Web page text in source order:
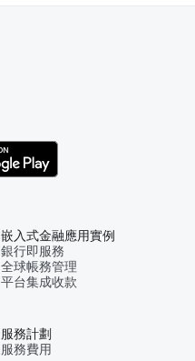
嵌入式金融應用實例
銀行即服務
全球帳務管理
平台集成收款
服務計劃
服務費用